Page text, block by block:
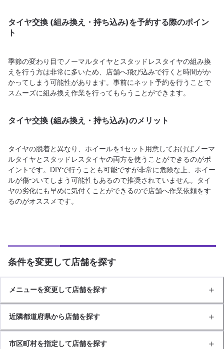
タイヤ交換 (組み換え・持ち込み)を予約する際のポイン
ト
季節の変わり目でノーマルタイヤとスタッドレスタイヤの組み換
えを行う方は非常に多いため、店舗へ飛び込みで行くと時間がか
かってしまう可能性があります。事前にネット予約を行うことで
スムーズに組み換え作業を行ってもらうことができます。
タイヤ交換 (組み換え・持ち込み)のメリット
タイヤの脱着と異なり、ホイールを1セット用意しておけばノーマ
ルタイヤとスタッドレスタイヤの両方を使うことができるのがポ
イントです。DIYで行うことも可能ですが非常に危険な上、ホイー
ルが傷ついてしまう可能性もあるので推奨されていません。タイ
ヤの劣化にも早めに気付くことができるので店舗へ作業依頼をす
るのがオススメです。
条件を変更して店舗を探す
メニューを変更して店舗を探す
近隣都道府県から店舗を探す
市区町村を指定して店舗を探す